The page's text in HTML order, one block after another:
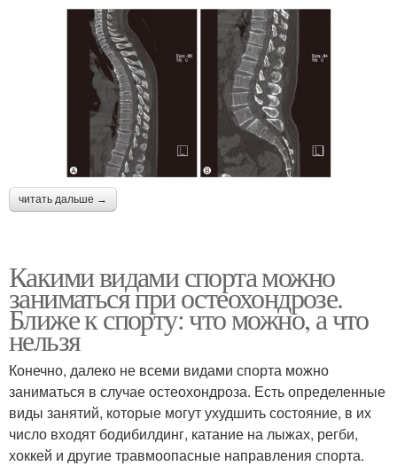
читать дальше →
Какими видами спорта можно
заниматься при остеохондрозе.
Ближе к спорту: что можно, а что
нельзя
Конечно, далеко не всеми видами спорта можно
заниматься в случае остеохондроза. Есть определенные
виды занятий, которые могут ухудшить состояние, в их
число входят бодибилдинг, катание на лыжах, регби,
хоккей и другие травмоопасные направления спорта.